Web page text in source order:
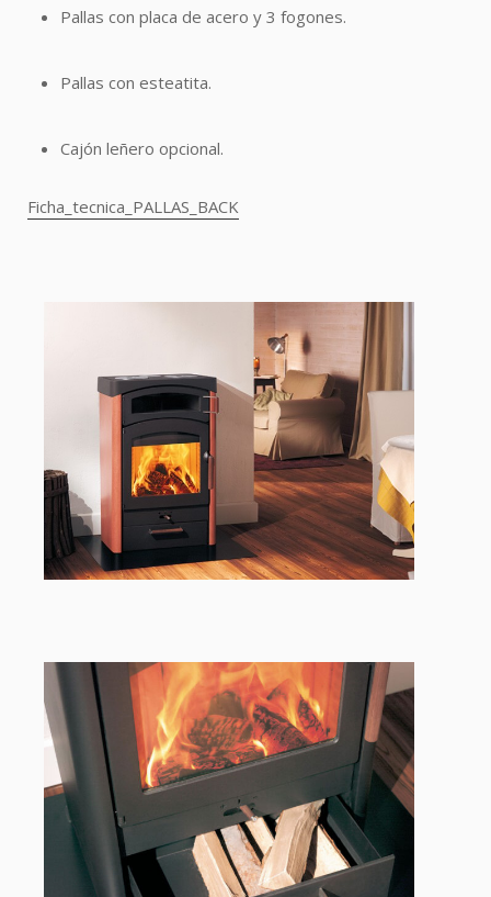
Pallas con placa de acero y 3 fogones.
Pallas con esteatita.
Cajón leñero opcional.
Ficha_tecnica_PALLAS_BACK